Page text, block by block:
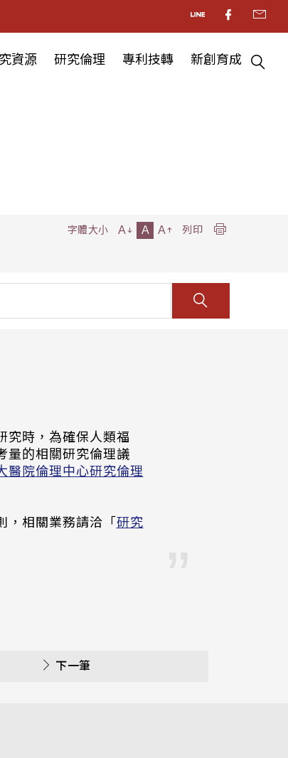
資源 研究倫理 專利技轉 新創育成
字體大小 A A A 列印
究時，為確保人類福
量的相關研究倫理議
醫院倫理中心研究倫理
，相關業務請洽「 研究
下一筆